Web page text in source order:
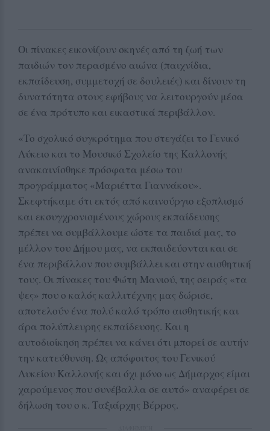
Οι πίνακες εικονίζουν σκηνές από τη ζωή των
παιδιών τον περασμένο αιώνα (παιχνίδια,
εκπαίδευση, συμμετοχή σε δουλειές) και δίνουν τη
δυνατότητα στους εφήβους να λειτουργούν μέσα
σε ένα πρότυπο και εικαστικά περιβάλλον.
«Το σχολικό συγκρότημα που στεγάζει το Γενικό
Λύκειο και το Μουσικό Σχολείο της Καλλονής
ανακαινίσθηκε πρόσφατα μέσω του
προγράμματος «Μαριέττα Γιαννάκου».
Σκεφτήκαμε ότι εκτός από καινούργιο εξοπλισμό
και εκσυγχρονισμένους χώρους εκπαίδευσης
πρέπει να συμβάλλουμε ώστε τα παιδιά μας, το
μέλλον του Δήμου μας, να εκπαιδεύονται και σε
ένα περιβάλλον που συμβάλλει και στην αισθητική
τους. Οι πίνακες του Φώτη Μανιού, της σειράς «τα
ψες» που ο καλός καλλιτέχνης μας δώρισε,
αποτελούν ένα πολύ καλό τρόπο αισθητικής και
άρα πολύπλευρης εκπαίδευσης. Και η
αυτοδιοίκηση πρέπει να κάνει ότι μπορεί σε αυτήν
την κατεύθυνση. Ως απόφοιτος του Γενικού
Λυκείου Καλλονής και όχι μόνο ως Δήμαρχος είμαι
χαρούμενος που συνέβαλλα σε αυτό» αναφέρει σε
δήλωση του ο κ. Ταξιάρχης Βέρρος.